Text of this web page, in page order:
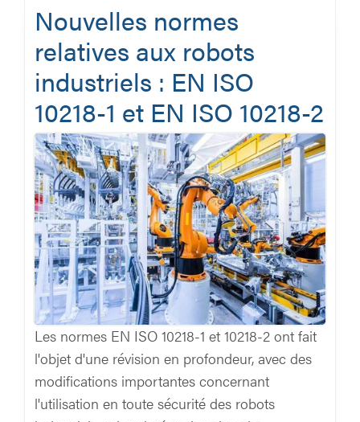
Nouvelles normes
relatives aux robots
industriels : EN ISO
10218-1 et EN ISO 10218-2
Les normes EN ISO 10218-1 et 10218-2 ont fait
l'objet d'une révision en profondeur, avec des
modifications importantes concernant
l'utilisation en toute sécurité des robots